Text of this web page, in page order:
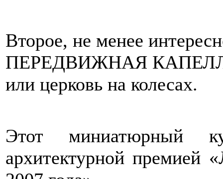
Второе, не менее
ПЕРЕДВИЖНАЯ
или церковь на колесах.
Этот миниатюрный
архитектурной премией